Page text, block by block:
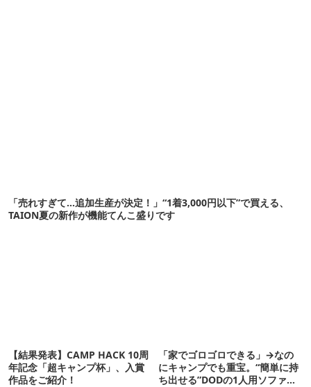
「売れすぎて…追加生産が決定！」“1着3,000円以下”で買える、
TAION夏の新作が機能てんこ盛りです
【結果発表】CAMP HACK 10周
年記念「超キャンプ杯」、入賞
作品をご紹介！
「家でゴロゴロできる」→なの
にキャンプでも重宝。“簡単に持
ち出せる”DODの1人用ソファが